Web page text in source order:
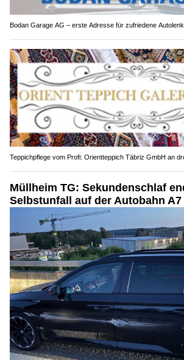
Bodan Garage AG – erste Adresse für zufriedene
Teppichpflege vom Profi: Orientteppich Täbriz GmbH an
Müllheim TG: Sekundenschlaf
Selbstunfall auf der Autobahn A7